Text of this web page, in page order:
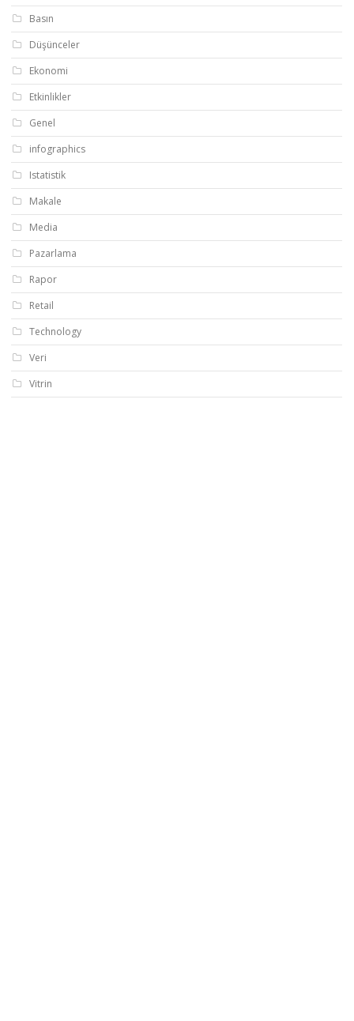
Basın
Düşünceler
Ekonomi
Etkinlikler
Genel
infographics
Istatistik
Makale
Media
Pazarlama
Rapor
Retail
Technology
Veri
Vitrin